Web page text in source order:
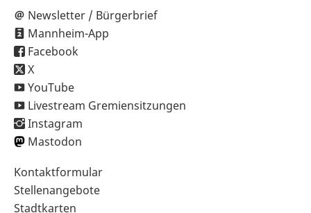
Newsletter / Bürgerbrief
Mannheim-App
Facebook
X
YouTube
Livestream Gremiensitzungen
Instagram
Mastodon
Sekundärnavigation
im
Fußbereich
Kontaktformular
Stellenangebote
Stadtkarten